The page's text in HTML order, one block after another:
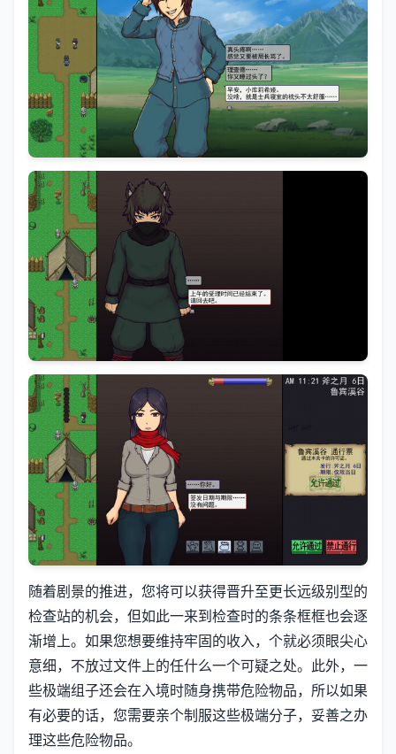
随着剧景的推进，您将可以获得晋升至更长远级别型的
检查站的机会，但如此一来到检查时的条条框框也会逐
渐增上。如果您想要维持牢固的收入，个就必须眼尖心
意细，不放过文件上的任什么一个可疑之处。此外，一
些极端组子还会在入境时随身携带危险物品，所以如果
有必要的话，您需要亲个制服这些极端分子，妥善之办
理这些危险物品。